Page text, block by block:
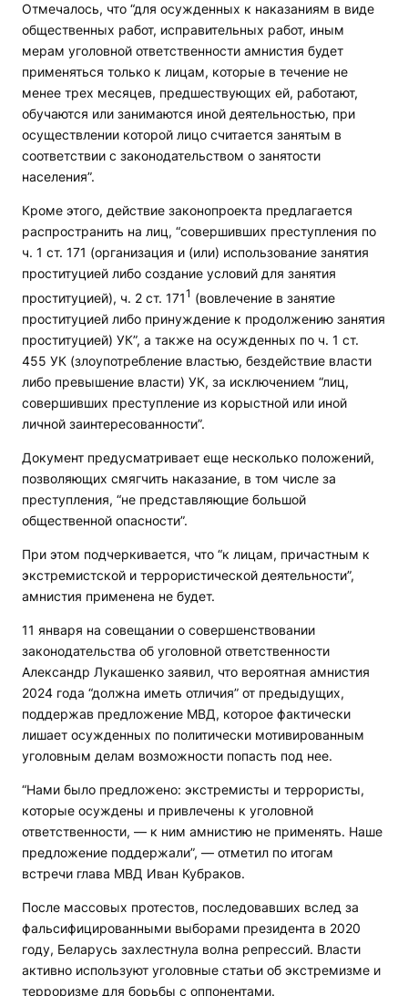
Отмечалось, что “для осужденных к наказаниям в виде
общественных работ, исправительных работ, иным
мерам уголовной ответственности амнистия будет
применяться только к лицам, которые в течение не
менее трех месяцев, предшествующих ей, работают,
обучаются или занимаются иной деятельностью, при
осуществлении которой лицо считается занятым в
соответствии с законодательством о занятости
населения”.
Кроме этого, действие законопроекта предлагается
распространить на лиц, “совершивших преступления по
ч. 1 ст. 171 (организация и (или) использование занятия
проституцией либо создание условий для занятия
проституцией), ч. 2 ст. 1711 (вовлечение в занятие
проституцией либо принуждение к продолжению занятия
проституцией) УК”, а также на осужденных по ч. 1 ст.
455 УК (злоупотребление властью, бездействие власти
либо превышение власти) УК, за исключением “лиц,
совершивших преступление из корыстной или иной
личной заинтересованности”.
Документ предусматривает еще несколько положений,
позволяющих смягчить наказание, в том числе за
преступления, “не представляющие большой
общественной опасности”.
При этом подчеркивается, что “к лицам, причастным к
экстремистской и террористической деятельности”,
амнистия применена не будет.
11 января на совещании о совершенствовании
законодательства об уголовной ответственности
Александр Лукашенко заявил, что вероятная амнистия
2024 года “должна иметь отличия” от предыдущих,
поддержав предложение МВД, которое фактически
лишает осужденных по политически мотивированным
уголовным делам возможности попасть под нее.
“Нами было предложено: экстремисты и террористы,
которые осуждены и привлечены к уголовной
ответственности, — к ним амнистию не применять. Наше
предложение поддержали”, — отметил по итогам
встречи глава МВД Иван Кубраков.
После массовых протестов, последовавших вслед за
фальсифицированными выборами президента в 2020
году, Беларусь захлестнула волна репрессий. Власти
активно используют уголовные статьи об экстремизме и
терроризме для борьбы с оппонентами.